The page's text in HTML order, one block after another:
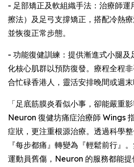
- 足部矯正及軟組織手法：治療師運
擦法）及足弓支撐矯正，搭配冷熱
並恢復正常步態。
- 功能復健訓練：提供漸進式小腿及
化核心肌群以預防復發。療程全程
合忙碌香港人，靈活安排晚間或週末
「足底筋膜炎看似小事，卻能嚴重
Neuron 復健坊痛症治療師 Wings
症狀，更注重根源治療。透過科學
『每步都痛』轉變為『輕鬆前行』
運動員舊傷，Neuron 的服務都能提